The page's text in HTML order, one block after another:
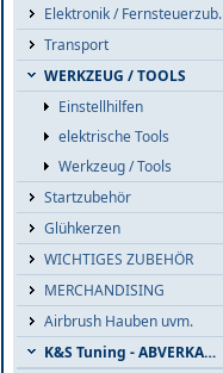
Elektronik / Fernsteuerzub.
Transport
WERKZEUG / TOOLS
Einstellhilfen
elektrische Tools
Werkzeug / Tools
Startzubehör
Glühkerzen
WICHTIGES ZUBEHÖR
MERCHANDISING
Airbrush Hauben uvm.
K&S Tuning - ABVERKAUF